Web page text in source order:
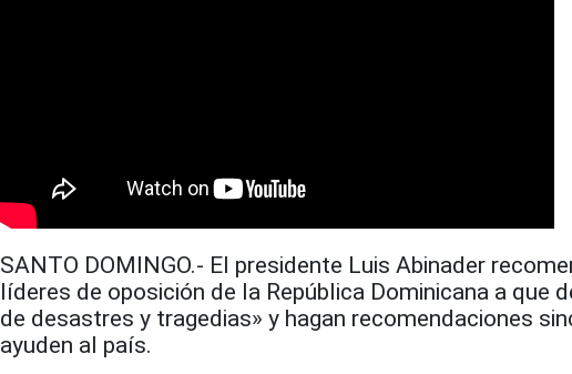
SANTO DOMINGO.- El presidente Luis Abinader
líderes de oposición de la República Dominicana a que
de desastres y tragedias» y hagan recomendaciones
ayuden al país.